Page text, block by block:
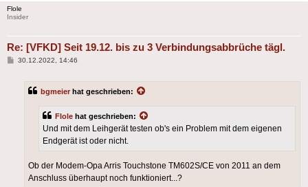
Flole
Insider
Re: [VFKD] Seit 19.12. bis zu 3 Verbindungsabbrüche tägl.
Beitrag
30.12.2022, 14:46
bgmeier hat geschrieben:
Flole hat geschrieben:
Und mit dem Leihgerät testen ob's ein Problem mit dem eigenen
Endgerät ist oder nicht.
Ob der Modem-Opa Arris Touchstone TM602S/CE von 2011 an dem
Anschluss überhaupt noch funktioniert...?